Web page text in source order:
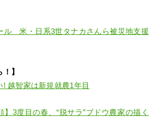
ル 米・日系3世タナカさんら被災地支援
】
越智家は新規就農1年目
】3度目の春、“脱サラ”ブドウ農家の描く